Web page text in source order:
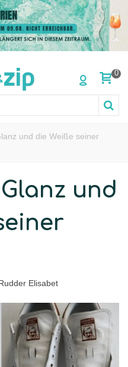
0
und die Weiße seiner
und
Elisabet